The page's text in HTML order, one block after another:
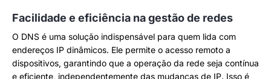
Facilidade e eficiência na gestão de redes
O DNS é uma solução indispensável para quem lida com
endereços IP dinâmicos. Ele permite o acesso remoto a
dispositivos, garantindo que a operação da rede seja contínua
e eficiente, independentemente das mudanças de IP. Isso é